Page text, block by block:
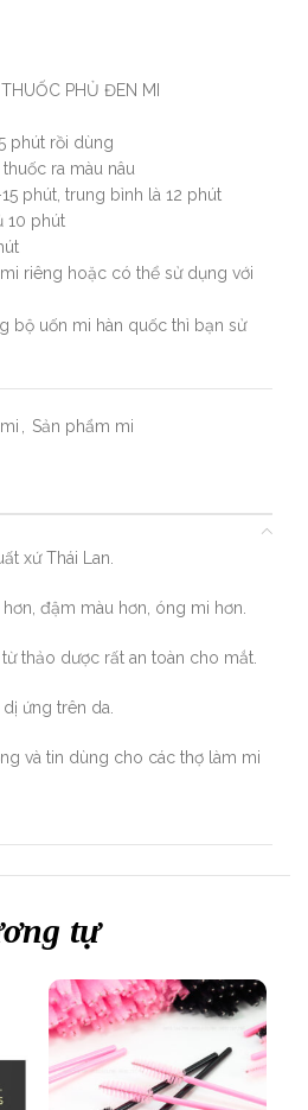
PHỦ ĐEN MI
phút rồi dùng
ra màu nâu
phút, trung bình là 12 phút
10 phút
riêng hoặc có thể sử dụng với
bộ uốn mi hàn quốc thì bạn sử
, Sản phẩm mi
xứ Thái Lan.
đậm màu hơn, óng mi hơn.
thảo dược rất an toàn cho mắt.
ứng trên da.
và tin dùng cho các thợ làm mi
tự